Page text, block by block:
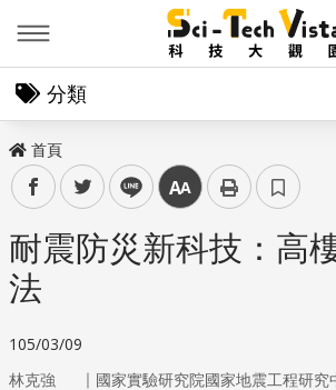
分類
首頁
facebooktwitter line 中
耐震防災新科技：高
法
105/03/09
林克強 ｜ 國家實驗研究院國家地震工程研究